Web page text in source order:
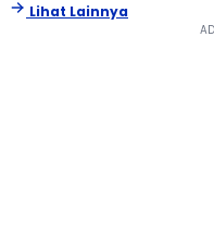
Lihat Lainnya